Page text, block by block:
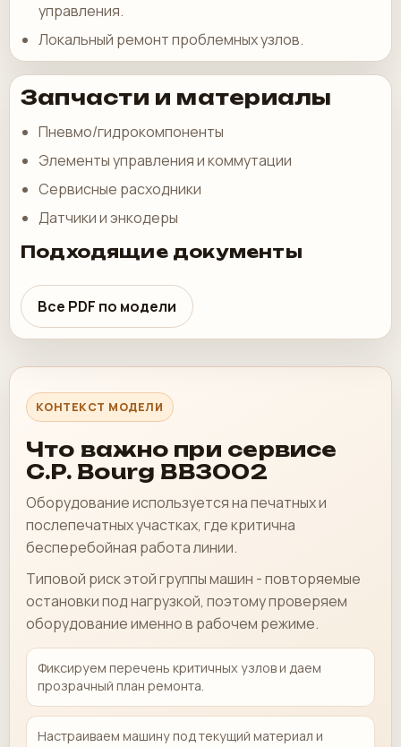
управления.
Локальный ремонт проблемных узлов.
Запчасти и материалы
Пневмо/гидрокомпоненты
Элементы управления и коммутации
Сервисные расходники
Датчики и энкодеры
Подходящие документы
Все PDF по модели
КОНТЕКСТ МОДЕЛИ
Что важно при сервисе
C.P. Bourg BB3002
Оборудование используется на печатных и
послепечатных участках, где критична
бесперебойная работа линии.
Типовой риск этой группы машин - повторяемые
остановки под нагрузкой, поэтому проверяем
оборудование именно в рабочем режиме.
Фиксируем перечень критичных узлов и даем
прозрачный план ремонта.
Настраиваем машину под текущий материал и